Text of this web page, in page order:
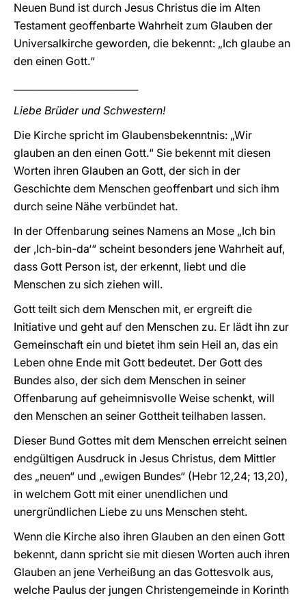
Neuen Bund ist durch Jesus Christus die im Alten
Testament geoffenbarte Wahrheit zum Glauben der
Universalkirche geworden, die bekennt: „Ich glaube an
den einen Gott.“
Liebe Brüder und Schwestern!
Die Kirche spricht im Glaubensbekenntnis: „Wir
glauben an den einen Gott.“ Sie bekennt mit diesen
Worten ihren Glauben an Gott, der sich in der
Geschichte dem Menschen geoffenbart und sich ihm
durch seine Nähe verbündet hat.
In der Offenbarung seines Namens an Mose „Ich bin
der ,Ich-bin-da‘“ scheint besonders jene Wahrheit auf,
dass Gott Person ist, der erkennt, liebt und die
Menschen zu sich ziehen will.
Gott teilt sich dem Menschen mit, er ergreift die
Initiative und geht auf den Menschen zu. Er lädt ihn zur
Gemeinschaft ein und bietet ihm sein Heil an, das ein
Leben ohne Ende mit Gott bedeutet. Der Gott des
Bundes also, der sich dem Menschen in seiner
Offenbarung auf geheimnisvolle Weise schenkt, will
den Menschen an seiner Gottheit teilhaben lassen.
Dieser Bund Gottes mit dem Menschen erreicht seinen
endgültigen Ausdruck in Jesus Christus, dem Mittler
des „neuen“ und „ewigen Bundes“ (Hebr 12,24; 13,20),
in welchem Gott mit einer unendlichen und
unergründlichen Liebe zu uns Menschen steht.
Wenn die Kirche also ihren Glauben an den einen Gott
bekennt, dann spricht sie mit diesen Worten auch ihren
Glauben an jene Verheißung an das Gottesvolk aus,
welche Paulus der jungen Christengemeinde in Korinth